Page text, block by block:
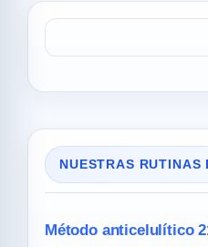
NUESTRAS RUTINAS
Método anticelulítico